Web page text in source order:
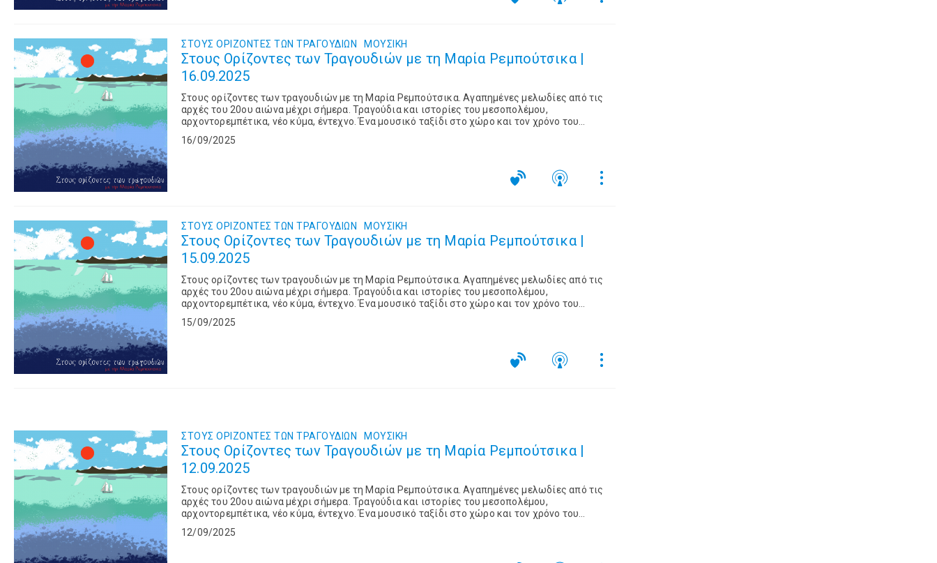
ΣΤΟΥΣ OΡΙΖΟΝΤΕΣ ΤΩΝ TΡΑΓΟΥΔΙΩΝ ΜΟΥΣΙΚΉ
Στους Ορίζοντες των Τραγουδιών με τη Μαρία Ρεμπούτσικα |
16.09.2025
Στους ορίζοντες των τραγουδιών με τη Μαρία Ρεμπούτσικα. Αγαπημένες μελωδίες από τις
αρχές του 20ου αιώνα μέχρι σήμερα. Τραγούδια και ιστορίες του μεσοπολέμου,
αρχοντορεμπέτικα, νέο κύμα, έντεχνο. Ένα μουσικό ταξίδι στο χώρο και τον χρόνο του
16/09/2025
ΣΤΟΥΣ OΡΙΖΟΝΤΕΣ ΤΩΝ TΡΑΓΟΥΔΙΩΝ ΜΟΥΣΙΚΉ
Στους Ορίζοντες των Τραγουδιών με τη Μαρία Ρεμπούτσικα |
15.09.2025
Στους ορίζοντες των τραγουδιών με τη Μαρία Ρεμπούτσικα. Αγαπημένες μελωδίες από τις
αρχές του 20ου αιώνα μέχρι σήμερα. Τραγούδια και ιστορίες του μεσοπολέμου,
αρχοντορεμπέτικα, νέο κύμα, έντεχνο. Ένα μουσικό ταξίδι στο χώρο και τον χρόνο του
15/09/2025
ΣΤΟΥΣ OΡΙΖΟΝΤΕΣ ΤΩΝ TΡΑΓΟΥΔΙΩΝ ΜΟΥΣΙΚΉ
Στους Ορίζοντες των Τραγουδιών με τη Μαρία Ρεμπούτσικα |
12.09.2025
Στους ορίζοντες των τραγουδιών με τη Μαρία Ρεμπούτσικα. Αγαπημένες μελωδίες από τις
αρχές του 20ου αιώνα μέχρι σήμερα. Τραγούδια και ιστορίες του μεσοπολέμου,
αρχοντορεμπέτικα, νέο κύμα, έντεχνο. Ένα μουσικό ταξίδι στο χώρο και τον χρόνο του
12/09/2025